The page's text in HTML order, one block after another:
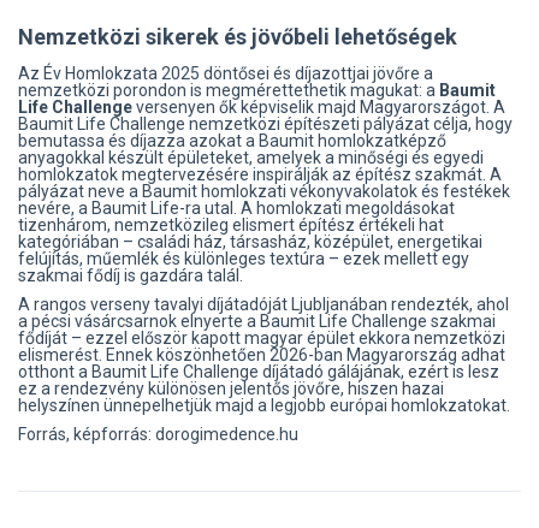
Nemzetközi sikerek és jövőbeli lehetőségek
Az Év Homlokzata 2025 döntősei és díjazottjai jövőre a
nemzetközi porondon is megmérettethetik magukat: a Baumit
Life Challengeversenyen ők képviselik majd Magyarországot. A
Baumit Life Challenge nemzetközi építészeti pályázat célja, hogy
bemutassa és díjazza azokat a Baumit homlokzatképző
anyagokkal készült épületeket, amelyek a minőségi és egyedi
homlokzatok megtervezésére inspirálják az építész szakmát. A
pályázat neve a Baumit homlokzati vékonyvakolatok és festékek
nevére, a Baumit Life-ra utal. A homlokzati megoldásokat
tizenhárom, nemzetközileg elismert építész értékeli hat
kategóriában – családi ház, társasház, középület, energetikai
felújítás, műemlék és különleges textúra – ezek mellett egy
szakmai fődíj is gazdára talál.
A rangos verseny tavalyi díjátadóját Ljubljanában rendezték, ahol
a pécsi vásárcsarnok elnyerte a Baumit Life Challenge szakmai
fődíját – ezzel először kapott magyar épület ekkora nemzetközi
elismerést. Ennek köszönhetően 2026-ban Magyarország adhat
otthont a Baumit Life Challenge díjátadó gálájának, ezért is lesz
ez a rendezvény különösen jelentős jövőre, hiszen hazai
helyszínen ünnepelhetjük majd a legjobb európai homlokzatokat.
Forrás, képforrás: dorogimedence.hu